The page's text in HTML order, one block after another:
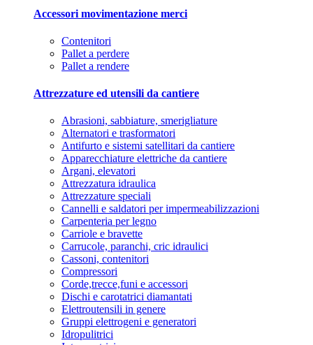
Accessori movimentazione merci
Contenitori
Pallet a perdere
Pallet a rendere
Attrezzature ed utensili da cantiere
Abrasioni, sabbiature, smerigliature
Alternatori e trasformatori
Antifurto e sistemi satellitari da cantiere
Apparecchiature elettriche da cantiere
Argani, elevatori
Attrezzatura idraulica
Attrezzature speciali
Cannelli e saldatori per impermeabilizzazioni
Carpenteria per legno
Carriole e bravette
Carrucole, paranchi, cric idraulici
Cassoni, contenitori
Compressori
Corde,trecce,funi e accessori
Dischi e carotatrici diamantati
Elettroutensili in genere
Gruppi elettrogeni e generatori
Idropulitrici